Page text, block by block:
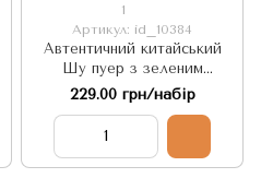
1
Артикул: id_10384
Автентичний китайський
Шу пуер з зеленим
мандарином Xiao Green
Mandarin Pu'er 5шт по 6г,
229.00 грн/набір